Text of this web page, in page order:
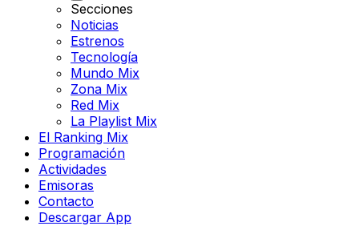
Secciones
Noticias
Estrenos
Tecnología
Mundo Mix
Zona Mix
Red Mix
La Playlist Mix
El Ranking Mix
Programación
Actividades
Emisoras
Contacto
Descargar App